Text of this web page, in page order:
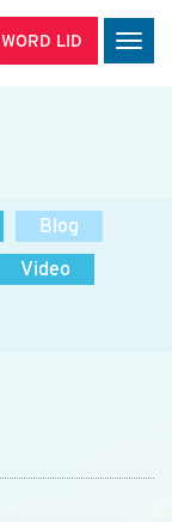
WORD LID
Blog
Video